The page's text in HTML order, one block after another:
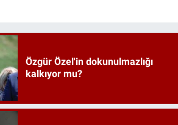
Özgür Özel'in dokunulmazlığı
kalkıyor mu?